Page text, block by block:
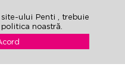
ului Penti , trebuie
politica noastră.